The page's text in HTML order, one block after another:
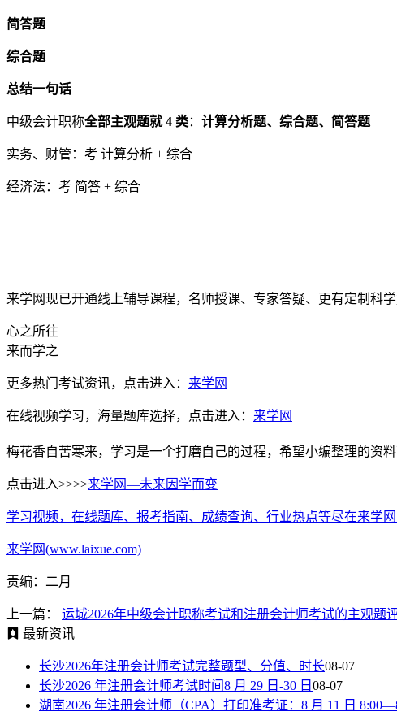
简答题
综合题
总结一句话
中级会计职称全部主观题就 4 类： 计算分析题、综合题、简答题
实务、财管：考 计算分析 + 综合
经济法：考 简答 + 综合
来学网现已开通线上辅导课程，名师授课、专家答疑、更有定制科
心之所往
来而学之
更多热门考试资讯，点击进入： 来学网
在线视频学习，海量题库选择，点击进入： 来学网
梅花香自苦寒来，学习是一个打磨自己的过程，希望小编整理的资料
点击进入>>>>来学网—未来因学而变
学习视频，在线题库、报考指南、成绩查询、行业热点等尽在来学网
来学网(www.laixue.com)
责编：二月
上一篇：
运城2026年中级会计职称考试和注册会计师考试的主观题
最新资讯
长沙2026年注册会计师考试完整题型、分值、时长08-07
长沙2026 年注册会计师考试时间8 月 29 日-30 日 08-07
湖南2026 年注册会计师（CPA）打印准考证：8 月 11 日